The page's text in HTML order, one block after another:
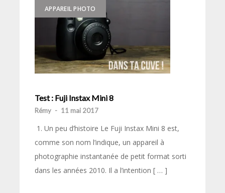
APPAREIL PHOTO
Test : Fuji Instax Mini 8
Rémy - 11 mai 2017
1. Un peu d’histoire Le Fuji Instax Mini 8 est,
comme son nom l’indique, un appareil à
photographie instantanée de petit format sorti
dans les années 2010. Il a l’intention [ … ]